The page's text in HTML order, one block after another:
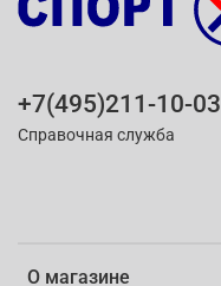
О магазине
+7(495)211-10-03
Справочная служба